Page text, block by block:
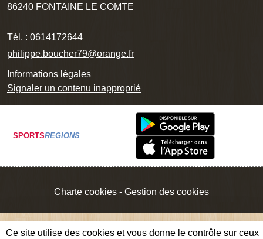
86240 FONTAINE LE COMTE
Tél. : 0614172644
philippe.boucher79@orange.fr
Informations légales
Signaler un contenu inapproprié
SPORTSREGIONS
Charte cookies Gestion des cookies
Ce site utilise des cookies et vous donne le contrôle sur ceux